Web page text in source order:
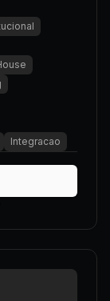
Integracao